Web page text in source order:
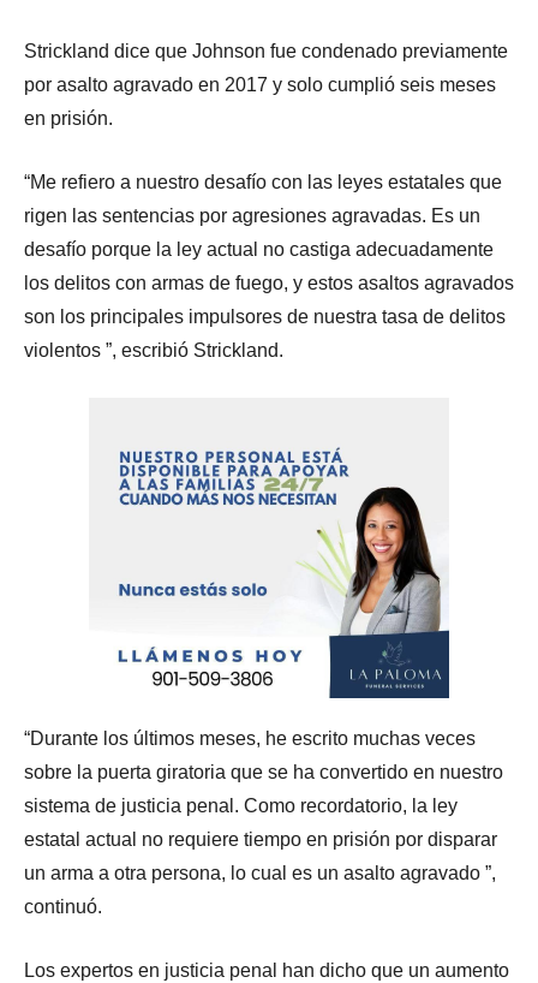
Strickland dice que Johnson fue condenado previamente
por asalto agravado en 2017 y solo cumplió seis meses
en prisión.
“Me refiero a nuestro desafío con las leyes estatales que
rigen las sentencias por agresiones agravadas. Es un
desafío porque la ley actual no castiga adecuadamente
los delitos con armas de fuego, y estos asaltos agravados
son los principales impulsores de nuestra tasa de delitos
violentos ”, escribió Strickland.
“Durante los últimos meses, he escrito muchas veces
sobre la puerta giratoria que se ha convertido en nuestro
sistema de justicia penal. Como recordatorio, la ley
estatal actual no requiere tiempo en prisión por disparar
un arma a otra persona, lo cual es un asalto agravado ”,
continuó.
Los expertos en justicia penal han dicho que un aumento